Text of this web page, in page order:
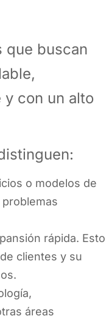
que buscan
con un alto
o modelos de
rápida. Esto
clientes y su
áreas